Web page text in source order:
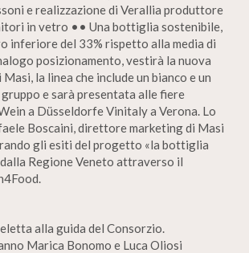
e realizzazione di Verallia produttore
in vetro •• Una bottiglia sostenibile,
inferiore del 33% rispetto alla media di
posizionamento, vestirà la nuova
la linea che include un bianco e un
e sarà presentata alle fiere
a Düsseldorfe Vinitaly a Verona. Lo
Boscaini, direttore marketing di Masi
gli esiti del progetto «la bottiglia
Regione Veneto attraverso il
alla guida del Consorzio.
Marica Bonomo e Luca Oliosi